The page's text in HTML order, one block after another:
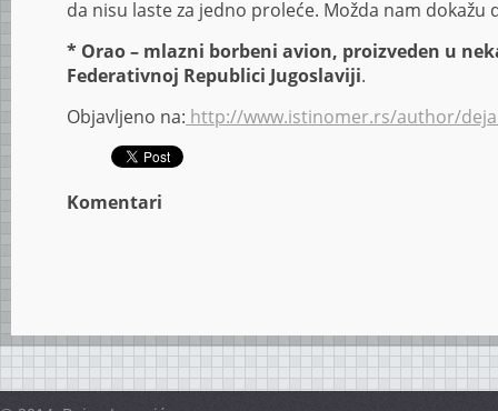
da nisu laste za jedno proleće. Možda nam dokažu
* Orao – mlazni borbeni avion, proizveden u
Federativnoj Republici Jugoslaviji.
Objavljeno na: http://www.istinomer.rs/author/
Komentari